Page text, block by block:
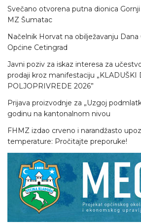
Svečano otvorena putna dionica
MZ Šumatac
Načelnik Horvat na obilježavanju Dana
Općine Cetingrad
Javni poziv za iskaz interesa za
prodaji kroz manifestaciju „KLADUŠKI
POLJOPRIVREDE 2026”
Prijava proizvodnje za „Uzgoj
godinu na kantonalnom nivou
FHMZ izdao crveno i narandžasto
temperature: Pročitajte preporuke!